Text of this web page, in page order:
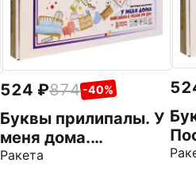
524 874 -40%
Буквы прилипалы. У
меня дома.
Магнитный набор
Ракета